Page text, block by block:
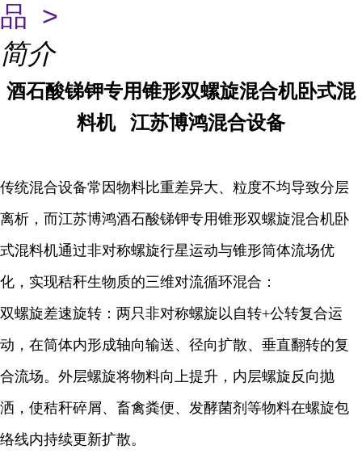
品 >
简介
酒石酸锑钾专用锥形双螺旋混合机卧式混
料机
江苏博鸿混合设备
传统混合设备常因物料比重差异大、粒度不均导致分层
离析，而江苏博鸿酒石酸锑钾专用锥形双螺旋混合机卧
式混料机通过非对称螺旋行星运动与锥形筒体流场优
化，实现秸秆生物质的三维对流循环混合：
双螺旋差速旋转：两只非对称螺旋以自转+公转复合运
动，在筒体内形成轴向输送、径向扩散、垂直翻转的复
合流场。外层螺旋将物料向上提升，内层螺旋反向抛
洒，使秸秆碎屑、畜禽粪便、发酵菌剂等物料在螺旋包
络线内持续更新扩散。